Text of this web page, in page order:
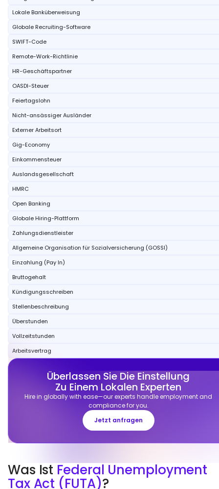
Lokale Banküberweisung
Globale Recruiting-Software
SWIFT-Code
Remote-Work-Richtlinie
HR-Geschäftspartner
OASDI-Steuer
Feiertagslohn
Nicht-ansässiger Ausländer
Externer Arbeitsort
Gig-Economy
Einkommensteuer
Auslandsgesellschaft
HMRC
Open Banking
Globale Hiring-Plattform
Zahlungsdienstleister
Allgemeine Organisation für Sozialversicherung (GOSSI)
Einzahlung (Pay In)
Bruttogehalt
Kündigungsschreiben
Stellenbeschreibung
Überstunden
Vollzeitstunden
Arbeitsvertrag
Überlassen Sie Die Einstellung
Zu Einem Lokalen Experten
Hire in globally with ease—our experts handle employment and
compliance for you.
Jetzt anfragen
Was Ist Federal Unemployment
Tax Act (FUTA)?